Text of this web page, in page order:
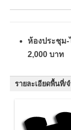
ห้องประชุ
2,000 บาท
รายละเอียดพื้นที่/